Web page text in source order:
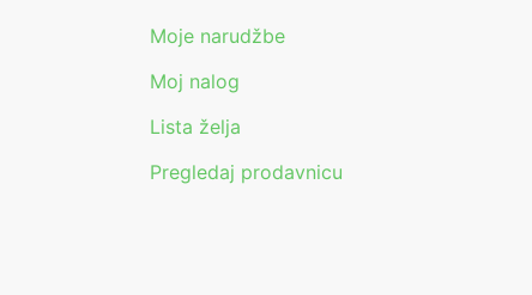
Moje narudžbe
Moj nalog
Lista želja
Pregledaj prodavnicu